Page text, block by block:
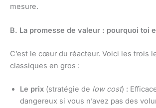
mesure.
B. La promesse de valeur : pourquoi toi
C’est le cœur du réacteur. Voici les trois
classiques en gros :
Le prix (stratégie de low cost) :
dangereux si vous n’avez pas des